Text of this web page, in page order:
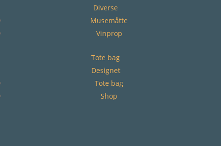
Diverse
Musemåtte
Vinprop
Tote bag
Designet
Tote bag
Shop